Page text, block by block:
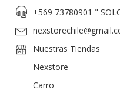
+569 73780901 "
Nuestras Tiendas
Nexstore
Carro